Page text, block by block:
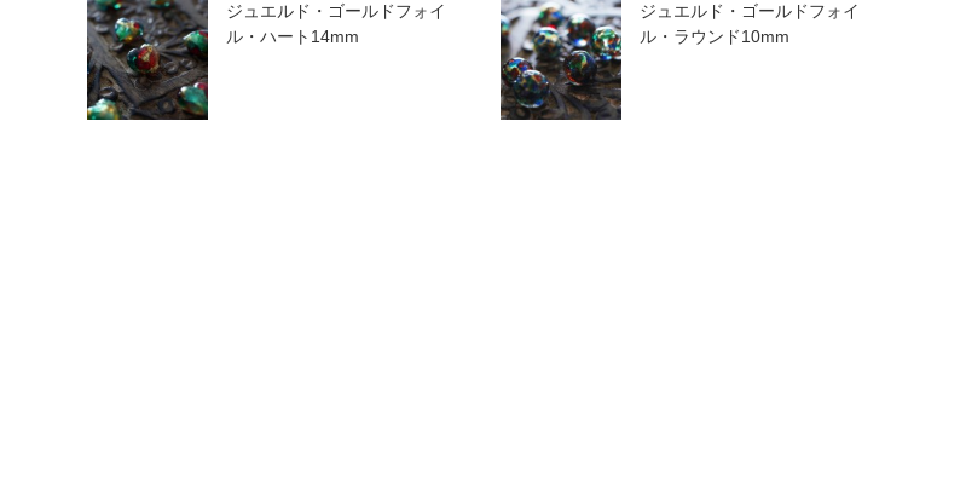
ジュエルド・ゴールドフォイ
ル・ハート14mm
ジュエルド・ゴールドフォイ
ル・ラウンド10mm